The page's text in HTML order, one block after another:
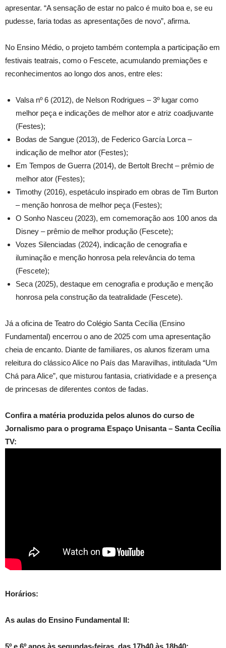
apresentar. “A sensação de estar no palco é muito boa e, se eu
pudesse, faria todas as apresentações de novo”, afirma.
No Ensino Médio, o projeto também contempla a participação em
festivais teatrais, como o Fescete, acumulando premiações e
reconhecimentos ao longo dos anos, entre eles:
Valsa nº 6 (2012), de Nelson Rodrigues – 3º lugar como
melhor peça e indicações de melhor ator e atriz coadjuvante
(Festes);
Bodas de Sangue (2013), de Federico García Lorca –
indicação de melhor ator (Festes);
Em Tempos de Guerra (2014), de Bertolt Brecht – prêmio de
melhor ator (Festes);
Timothy (2016), espetáculo inspirado em obras de Tim Burton
– menção honrosa de melhor peça (Festes);
O Sonho Nasceu (2023), em comemoração aos 100 anos da
Disney – prêmio de melhor produção (Fescete);
Vozes Silenciadas (2024), indicação de cenografia e
iluminação e menção honrosa pela relevância do tema
(Fescete);
Seca (2025), destaque em cenografia e produção e menção
honrosa pela construção da teatralidade (Fescete).
Já a oficina de Teatro do Colégio Santa Cecília (Ensino
Fundamental) encerrou o ano de 2025 com uma apresentação
cheia de encanto. Diante de familiares, os alunos fizeram uma
releitura do clássico Alice no País das Maravilhas, intitulada “Um
Chá para Alice”, que misturou fantasia, criatividade e a presença
de princesas de diferentes contos de fadas.
Confira a matéria produzida pelos alunos do curso de
Jornalismo para o programa Espaço Unisanta – Santa Cecília
TV:
Horários:
As aulas do Ensino Fundamental II:
5º e 6º anos às segundas-feiras, das 17h40 às 18h40;